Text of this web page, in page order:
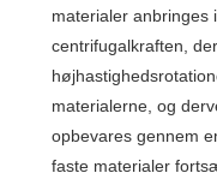
materialer anbringes
centrifugalkraften,
materialerne, og
opbevares gennem
faste materialer